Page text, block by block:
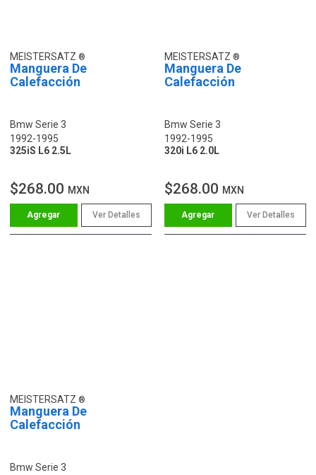
MEISTERSATZ
Manguera De
Calefacción
Bmw Serie 3
1992-1995
325iS L6 2.5L
$268.00 MXN
Ver Detalles
MEISTERSATZ
Manguera De
Calefacción
Bmw Serie 3
1992-1995
320i L6 2.0L
$268.00 MXN
Ver Detalles
MEISTERSATZ
Manguera De
Calefacción
Bmw Serie 3